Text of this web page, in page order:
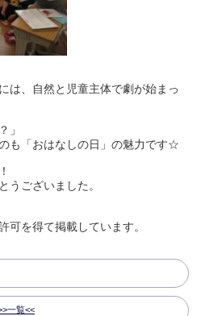
は、自然と児童主体で劇が始まっ
」
も「おはなしの日」の魅力です☆
うございました。
を得て掲載しています。
一覧